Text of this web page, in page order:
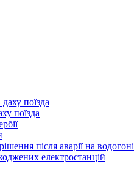
поїзда
після аварії на водогоні
електростанцій